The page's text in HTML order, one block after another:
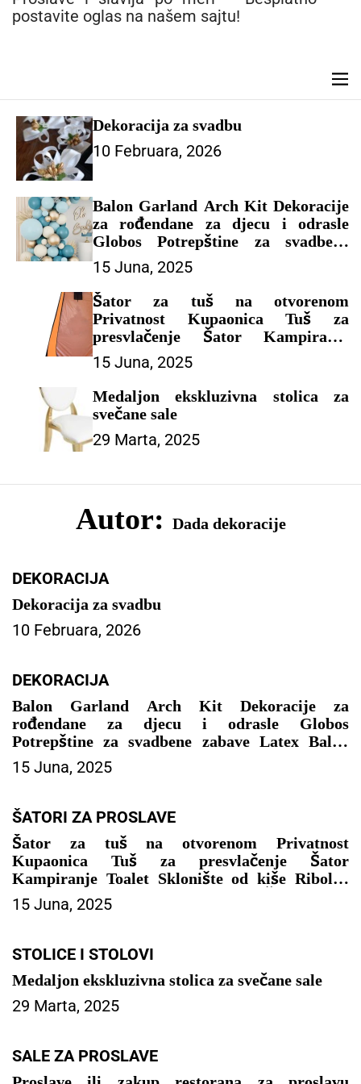
postavite oglas na našem sajtu!
M
e
Dekoracija za svadbu
10 Februara, 2026
Balon Garland Arch Kit Dekoracije
za rođendane za djecu i odrasle
Globos Potrepštine za svadbene
zabave Latex Balon Baby Shower
Boy – DEKORACIJA ZA
PROSLAVU
15 Juna, 2025
Šator za tuš na otvorenom
Privatnost Kupaonica Tuš za
presvlačenje Šator Kampiranje
Toalet Sklonište od kiše Ribolov
Kampiranje Planinarenje Plaža –
ŠATOR ZA PROSLAVE
15 Juna, 2025
Medaljon ekskluzivna stolica za
svečane sale
29 Marta, 2025
Autor: Dada dekoracije
DEKORACIJA
Dekoracija za svadbu
10 Februara, 2026
DEKORACIJA
Balon Garland Arch Kit Dekoracije za
rođendane za djecu i odrasle Globos
Potrepštine za svadbene zabave Latex Balon
Baby Shower Boy – DEKORACIJA ZA
PROSLAVU
15 Juna, 2025
ŠATORI ZA PROSLAVE
Šator za tuš na otvorenom Privatnost
Kupaonica Tuš za presvlačenje Šator
Kampiranje Toalet Sklonište od kiše Ribolov
Kampiranje Planinarenje Plaža – ŠATOR ZA
PROSLAVE
15 Juna, 2025
STOLICE I STOLOVI
Medaljon ekskluzivna stolica za svečane sale
29 Marta, 2025
SALE ZA PROSLAVE